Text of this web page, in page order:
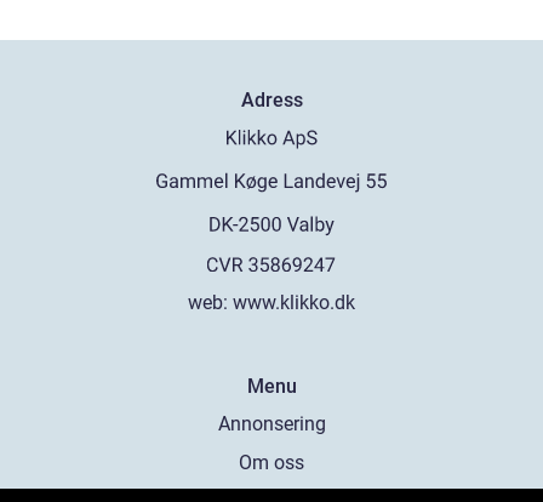
Adress
web: www.klikko.dk
Menu
Annonsering
Om oss